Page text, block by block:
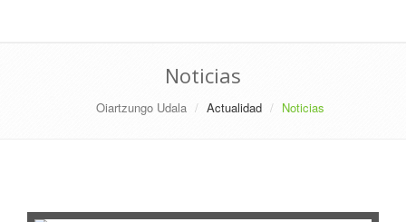
Noticias
Oiartzungo Udala Actualidad Noticias